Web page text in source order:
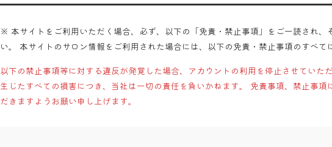
※ 本サイトをご利用いただく場合、必ず、以下の「免責・禁止事項」をご一読され、
い。 本サイトのサロン情報をご利用された場合には、以下の免責・禁止事項のすべて
以下の禁止事項等に対する違反が発覚した場合、アカウントの利用を停止させていた
生じたすべての損害につき、当社は一切の責任を負いかねます。 免責事項、禁止事項
だきますようお願い申し上げます。